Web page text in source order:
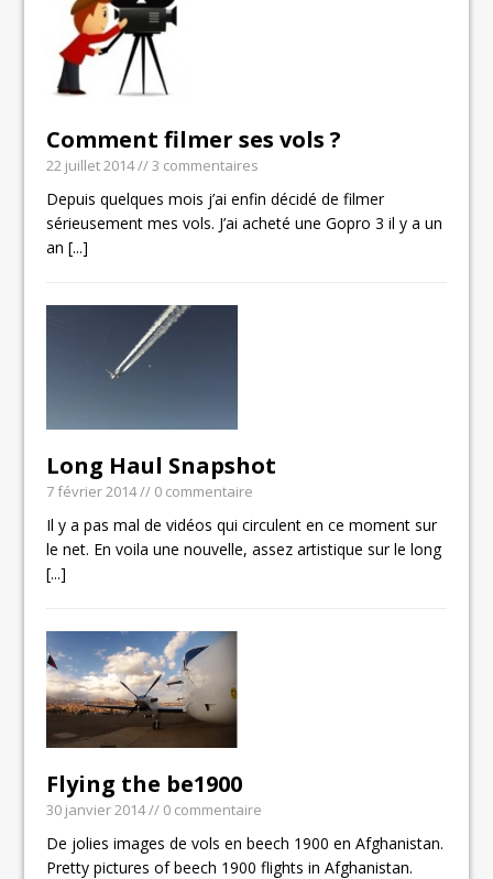
Comment filmer ses vols ?
22 juillet 2014// 3 commentaires
Depuis quelques mois j’ai enfin décidé de filmer
sérieusement mes vols. J’ai acheté une Gopro 3 il y a un
an[...]
Long Haul Snapshot
7 février 2014// 0 commentaire
Il y a pas mal de vidéos qui circulent en ce moment sur
le net. En voila une nouvelle, assez artistique sur le long
[...]
Flying the be1900
30 janvier 2014// 0 commentaire
De jolies images de vols en beech 1900 en Afghanistan.
Pretty pictures of beech 1900 flights in Afghanistan.